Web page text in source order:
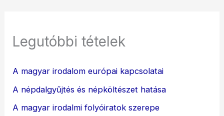
Legutóbbi tételek
A magyar irodalom európai kapcsolatai
A népdalgyűjtés és népköltészet hatása
A magyar irodalmi folyóiratok szerepe